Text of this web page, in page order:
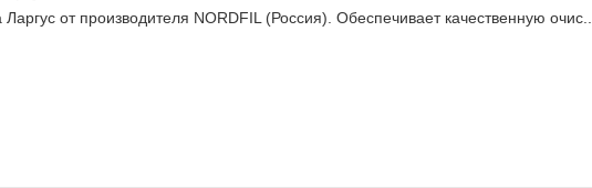
от производителя NORDFIL (Россия). Обеспечивает качественную очис..